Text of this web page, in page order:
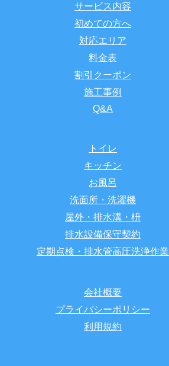
サービス内容
初めての方へ
対応エリア
料金表
割引クーポン
施工事例
Q&A
トイレ
キッチン
お風呂
洗面所・洗濯機
屋外・排水溝・枡
排水設備保守契約
定期点検・排水管高圧洗浄作業
会社概要
プライバシーポリシー
利用規約